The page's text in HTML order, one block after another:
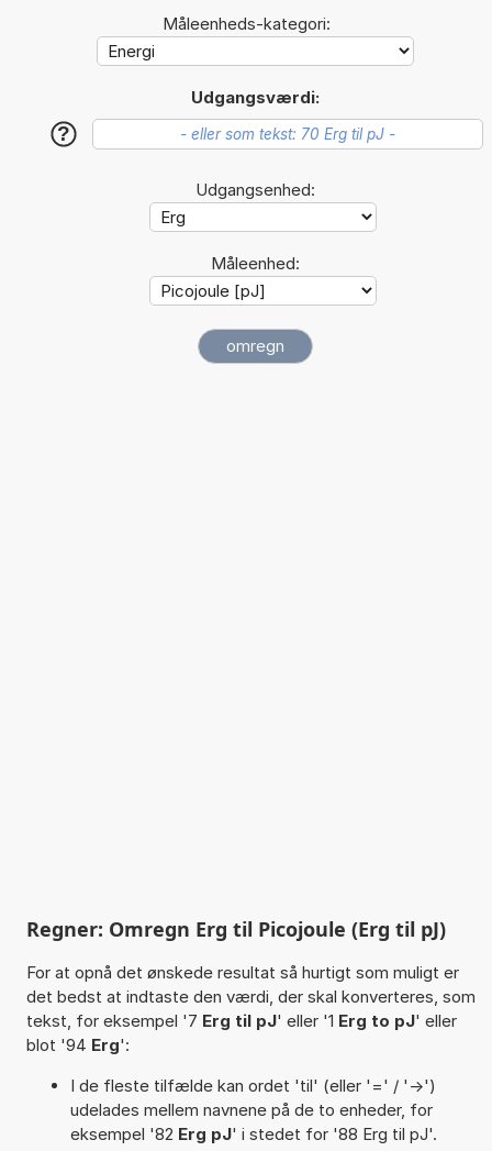
Måleenheds-kategori:
Udgangsværdi:
?
Udgangsenhed:
Måleenhed:
Regner: Omregn Erg til Picojoule (Erg til pJ)
For at opnå det ønskede resultat så hurtigt som muligt er
det bedst at indtaste den værdi, der skal konverteres, som
tekst, for eksempel '7 Erg til pJ' eller '1 Erg to pJ' eller
blot '94 Erg':
I de fleste tilfælde kan ordet 'til' (eller '=' / '->')
udelades mellem navnene på de to enheder, for
eksempel '82 Erg pJ' i stedet for '88 Erg til pJ'.